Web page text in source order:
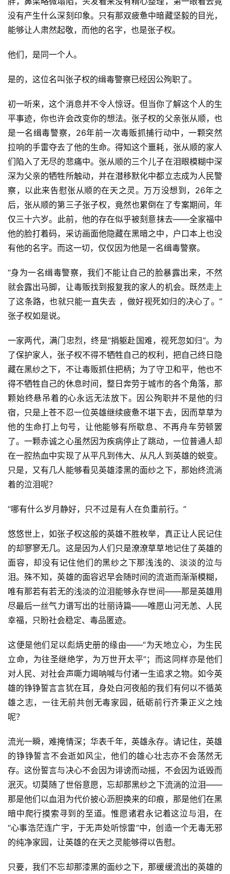
首
好
词
好
句
典
歌
词
古
今
诗
词
用
登录 注册
没有产生什么深刻印象。只有那双疲惫中暗藏坚毅的目光，
能够让人肃然起敬，而他的名字，也是张子权。
他们，是同一个人。
是的，这位名叫张子权的缉毒警察已经因公殉职了。
初一听来，这个消息并不令人惊讶。但当你了解这个人的生
平事迹，你也许会改变你的想法。张子权的父亲张从顺，也
是一名缉毒警察，26年前一次毒贩抓捕行动中，一颗突然
拉响的手雷夺去了他的生命。得知这个噩耗，张从顺的家人
们陷入了无尽的悲痛中。张从顺的三个儿子在泪眼模糊中深
深为父亲的牺牲所触动，并在潜移默化中都立志成为人民警
察，以此来告慰张从顺的在天之灵。万万没想到，26年之
后，张从顺的第三子张子权，竟然也累倒在了专案期间，年
仅三十六岁。此前，他的存在似乎被刻意抹去——全家福中
他的脸打着码，采访画面他隐藏在黑暗之中，户口本上也没
有他的名字。而这一切，仅仅因为他是一名缉毒警察。
“身为一名缉毒警察，我们不能让自己的脸暴露出来，不然
就会露出马脚，让毒贩找到报复我的家人的机会。既然走上
了这条路，也就只能一直失去 ，做好视死如归的决心了。”
张子权如是说。
一家两代，满门忠烈，终是“捐躯赴国难，视死忽如归”。为
了保护家人，张子权不得不牺牲自己的权利，把自己终日隐
藏在黑纱之下，不让毒贩抓住把柄；为了守卫和平，他也不
得不牺牲自己的休息时间，整日奔劳于城市的各个角落，那
颗始终悬吊着的心永远无法放下。因公殉职并不是他的归
宿，只是上苍不忍一位英雄继续疲惫不堪下去，因而草草为
他的生命打上句号，让他能够有所歇息、不再舟车劳顿罢
了。一颗赤诚之心虽然因为疾病停止了跳动，一位普通人却
在一腔热血中实现了从平凡到伟大、从凡人到英雄的蜕变。
只是，又有几人能够看见英雄漆黑的面纱之下，那始终流淌
着的泣泪呢？
“哪有什么岁月静好，只不过是有人在负重前行。”
悠悠世上，如张子权这般的英雄不胜枚举，真正让人民记住
的却寥寥无几。这是因为人们只是潦潦草草地记住了英雄的
面容，却没有记住他们的黑纱之下那浅浅的、淡淡的泣与
泪。殊不知，英雄的面容迟早会随时间的流逝而渐渐模糊，
唯有那若有若无的浅淡的泣泪能够永存世间——那是英雄用
尽最后一丝气力谱写出的壮丽诗篇——唯愿山河无恙、人民
幸福，只盼社会稳定、毒品匿迹。
这便是他们足以彪炳史册的缘由——“为天地立心，为生民
立命，为往圣继绝学，为万世开太平”；而这同样亦是他们
对人民、对社会声嘶力竭呐喊与付诸一生追求之物。如今英
雄的铮铮誓言言犹在耳，身处白河夜船的我们有何以不循英
雄之志，一往无前共创无毒家园，砥砺前行齐秉正义之烛
呢？
流光一瞬，难掩情深；华表千年，英雄永存。请记住，英雄
的铮铮誓言不会逝如风尘，他们的雄心壮志亦不会荡然无
存。这份誓言与决心不会因为诽谤而动摇，不会因为诋毁而
泯灭。切莫随了世俗意愿，忘却那黑纱之下流淌的泣泪——
那是他们以血泪为代价披心沥胆换来的印痕，那是他们在黑
暗中爬行摸索寻到的至道。惟愿诸君永记着这泣与泪，在
“心事浩茫连广宇，于无声处听惊雷”中，创造一个无毒无邪
的纯净家园，让英雄的在天之灵能够得以告慰。
只要，我们不忘却那漆黑的面纱之下，那缓缓流出的英雄的